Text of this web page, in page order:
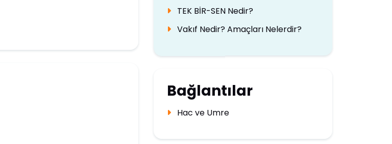
TEK BİR-SEN Nedir?
Vakıf Nedir? Amaçları Nelerdir?
Bağlantılar
Hac ve Umre